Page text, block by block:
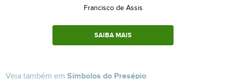
Francisco de Assis
SAIBA MAIS
Veja também emSímbolos do Presépio